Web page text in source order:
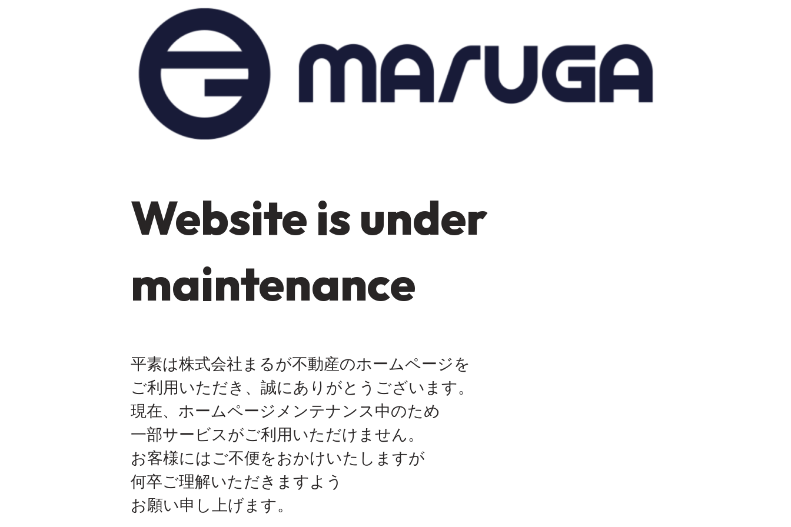
Website is under
maintenance
平素は株式会社まるが不動産のホームページを
ご利用いただき、誠にありがとうございます。
現在、ホームページメンテナンス中のため
一部サービスがご利用いただけません。
お客様にはご不便をおかけいたしますが
何卒ご理解いただきますよう
お願い申し上げます。